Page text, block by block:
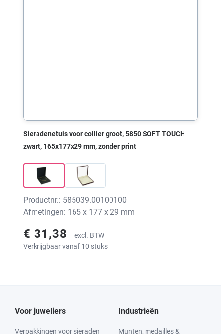
Sieradenetuis voor collier groot, 5850 SOFT TOUCH
zwart, 165x177x29 mm, zonder print
Productnr.: 585039.00100100
Afmetingen: 165 x 177 x 29 mm
€ 31,38
excl. BTW
Verkrijgbaar vanaf 10 stuks
Voor juweliers
Verpakkingen voor sieraden
Industrieën
Munten, medailles &